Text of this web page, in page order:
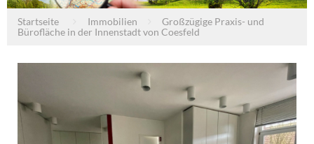
Startseite Immobilien
Großzügige Praxis- und
Bürofläche in der Innenstadt von Coesfeld